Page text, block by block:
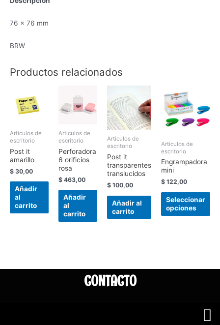
76 x 76 mm
BRW
Productos relacionados
Articulos de
escritorio
Post it
amarillo
$ 30,00
Añadir
al
carrito
Articulos de
escritorio
Perforadora
6 orificios
rosa
$463,00
Añadir
al
carrito
Articulos de
escritorio
Post it
transparentes
translucidos
$100,00
Añadir al
carrito
Articulos de
escritorio
Engrampadora
mini
$122,00
Seleccionar
opciones
CONTACTO